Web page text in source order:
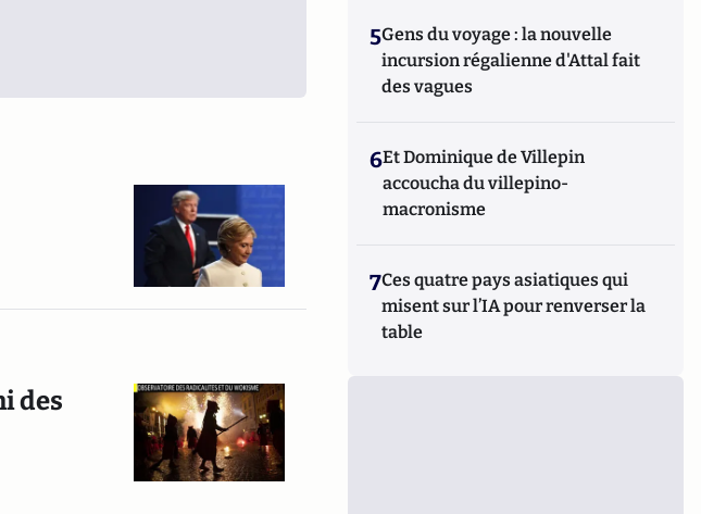
des
5Gens du voyage : la nouvelle
incursion régalienne d'Attal fait
des vagues
6Et Dominique de Villepin
accoucha du villepino-
macronisme
7Ces quatre pays asiatiques qui
misent sur l’IA pour renverser la
table